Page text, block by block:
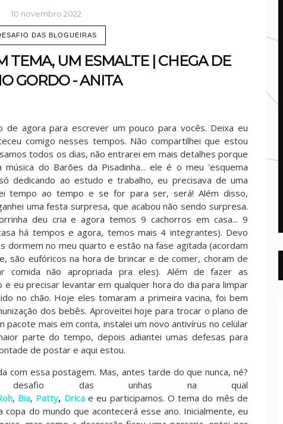
10 novembro 2022
DAS BLOGUEIRAS
TEMA, UM ESMALTE | CHEGA DE
GORDO - ANITA
de agora para escrever um pouco para vocês. Deixa eu
comigo nesses tempos. Não compartilhei que estou
todos os dias, não entrarei em mais detalhes porque
do Barões da Pisadinha... ele é o meu 'esquema
dedicando ao estudo e trabalho, eu precisava de uma
tempo ao tempo e se for para ser, será! Além disso,
uma festa surpresa, que acabou não sendo surpresa.
deu cria e agora temos 9 cachorros em casa... 9
há tempos e agora, temos mais 4 integrantes). Devo
dormem no meu quarto e estão na fase agitada (acordam
são eufóricos na hora de brincar e de comer, choram de
comida não apropriada pra eles). Além de fazer as
eu precisar levantar em qualquer hora do dia para limpar
no chão. Hoje eles tomaram a primeira vacina, foi bem
dos bebês. Aproveitei hoje para trocar o plano de
mais em conta, instalei um novo antivírus no celular
parte do tempo, depois adiantei umas defesas para
de postar e aqui estou.
com essa postagem. Mas, antes tarde do que nunca, né?
desafio das unhas na qual
, Bia, Patty, Drica e eu participamos. O tema do mês de
do mundo que acontecerá esse ano. Inicialmente, eu